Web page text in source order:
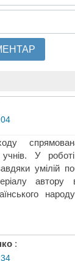
учнів. У
умілій
автору
: